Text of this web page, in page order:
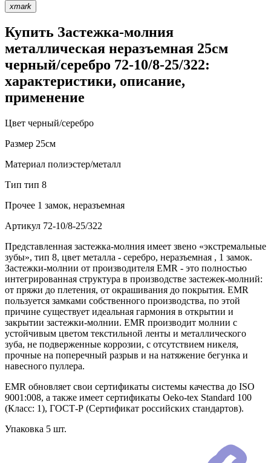
xmark
Купить Застежка-молния
металлическая неразъемная 25см
черный/серебро 72-10/8-25/322:
характеристики, описание,
применение
Цвет черный/серебро
Размер 25см
Материал полиэстер/металл
Тип тип 8
Прочее 1 замок, неразъемная
Артикул 72-10/8-25/322
Представленная застежка-молния имеет звено «экстремальные
зубы», тип 8, цвет металла - серебро, неразъемная , 1 замок.
Застежки-молнии от производителя EMR - это полностью
интегрированная структура в производстве застежек-молний:
от пряжи до плетения, от окрашивания до покрытия. EMR
пользуется замками собственного производства, по этой
причине существует идеальная гармония в открытии и
закрытии застежки-молнии. EMR производит молнии с
устойчивым цветом текстильной ленты и металлического
зуба, не подверженные коррозии, с отсутствием никеля,
прочные на поперечный разрыв и на натяжение бегунка и
навесного пуллера.
EMR обновляет свои сертификаты системы качества до ISO
9001:008, а также имеет сертификаты Oeko-tex Standard 100
(Класс: 1), ГОСТ-Р (Сертификат российских стандартов).
Упаковка 5 шт.